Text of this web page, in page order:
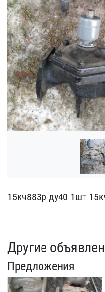
15кч883р ду40 1шт
Другие
Предложения